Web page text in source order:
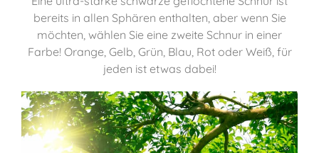
bereits in allen Sphären enthalten, aber wenn Sie
möchten, wählen Sie eine zweite Schnur in einer
Farbe! Orange, Gelb, Grün, Blau, Rot oder Weiß, für
jeden ist etwas dabei!